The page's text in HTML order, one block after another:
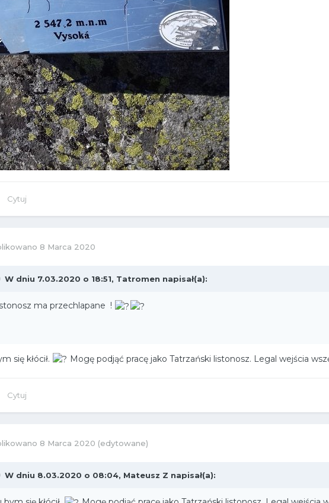
Cytuj
8 Marca 2020
W dniu 7.03.2020 o 18:51, Tatromen napisał(a):
ma przechlapane !
się kłócił. Mogę podjąć pracę jako Tatrzański listonosz. Legal wejścia
Cytuj
8 Marca 2020 (edytowane)
W dniu 8.03.2020 o 08:04, Mateusz Z napisał(a):